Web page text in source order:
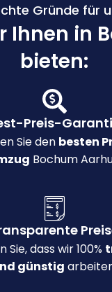
Gründe für
Ihnen in
bieten:
Preis-
Sie den besten
Bochum
Sie, dass wir 100%
günstig